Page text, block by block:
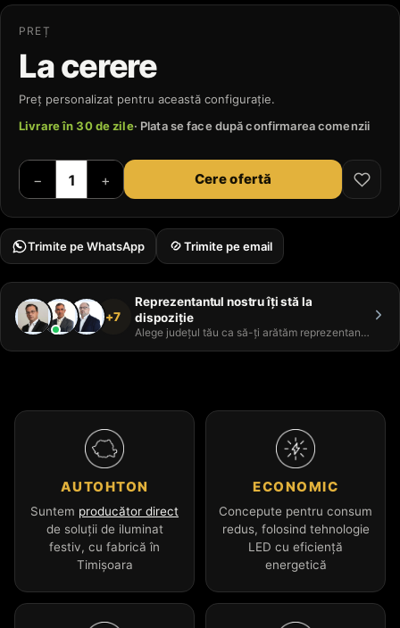
PREȚ
La cerere
Preț personalizat pentru această configurație.
Livrare în 30 de zile· Plata se face după confirmarea comenzii
− + Cere ofertă
Trimite pe WhatsApp Trimite pe email
+7
Reprezentantul nostru îți stă la
dispoziție
Alege județul tău ca să-ți arătăm reprezentantul
AUTOHTON
Suntem producător direct
de soluții de iluminat
festiv, cu fabrică în
Timișoara
ECONOMIC
Concepute pentru consum
redus, folosind tehnologie
LED cu eficiență
energetică